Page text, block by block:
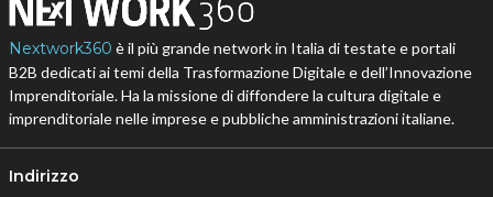
Nextwork360 è il più grande network in Italia di testate e portali
B2B dedicati ai temi della Trasformazione Digitale e dell’Innovazione
Imprenditoriale. Ha la missione di diffondere la cultura digitale e
imprenditoriale nelle imprese e pubbliche amministrazioni italiane.
Indirizzo